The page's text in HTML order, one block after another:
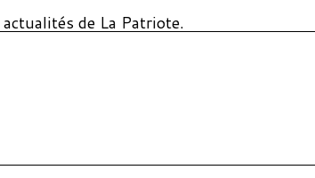
de La Patriote.